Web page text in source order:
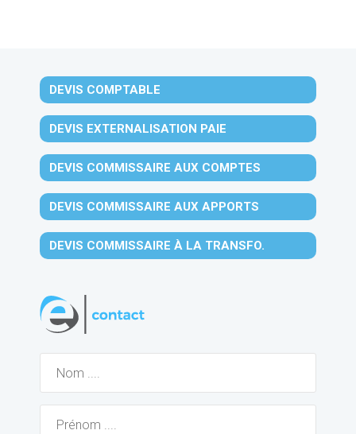
DEVIS COMPTABLE
DEVIS EXTERNALISATION PAIE
DEVIS COMMISSAIRE AUX COMPTES
DEVIS COMMISSAIRE AUX APPORTS
DEVIS COMMISSAIRE À LA TRANSFO.